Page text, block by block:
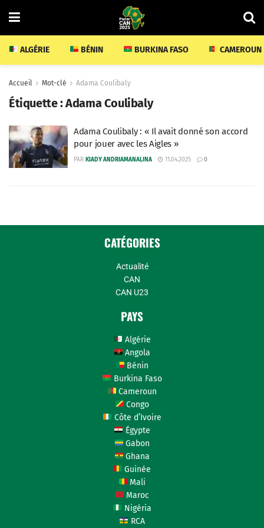
ALGÉRIE BÉNIN BURKINA FASO CAMEROUN
Accueil Mot-clé Adama Coulibaly
Étiquette :Adama Coulibaly
Adama Coulibaly : « Il avait donné son accord
pour jouer avec les Aigles »
PAR KIADY ANDRIAMANALINA 11.04.2025 0
CATÉGORIES
Actualité
CAN
CAN U23
PAYS
Algérie
Angola
Bénin
Burkina Faso
Cameroun
Congo
Côte d’Ivoire
Égypte
Gabon
Ghana
Guinée
Mali
Maroc
Nigéria
RCA